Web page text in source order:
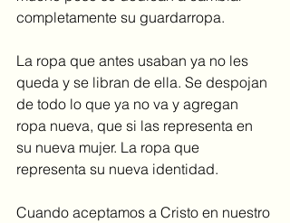
completamente su guardarropa.
La ropa que antes usaban ya no les
queda y se libran de ella. Se despojan
de todo lo que ya no va y agregan
ropa nueva, que si las representa en
su nueva mujer. La ropa que
representa su nueva identidad.
Cuando aceptamos a Cristo en nuestro